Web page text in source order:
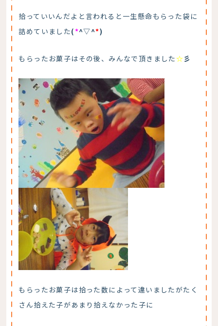
拾っていいんだよと言われると一生懸命もらった袋に
詰めていました(*^▽^*)
もらったお菓子はその後、みんなで頂きました☆彡
もらったお菓子は拾った数によって違いましたがたく
さん拾えた子があまり拾えなかった子に